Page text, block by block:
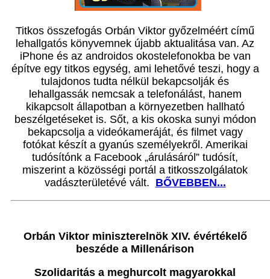
Titkos összefogás Orbán Viktor győzelméért című
lehallgatós könyvemnek újabb aktualitása van. Az
iPhone és az androidos okostelefonokba be van
építve egy titkos egység, ami lehetővé teszi, hogy a
tulajdonos tudta nélkül bekapcsolják és
lehallgassák nemcsak a telefonálást, hanem
kikapcsolt állapotban a környezetben hallható
beszélgetéseket is. Sőt, a kis okoska sunyi módon
bekapcsolja a videókameráját, és filmet vagy
fotókat készít a gyanús személyekről. Amerikai
tudósítónk a Facebook „árulásáról” tudósít,
miszerint a közösségi portál a titkosszolgálatok
vadászterületévé vált. BŐVEBBEN...
Orbán Viktor miniszterelnök XIV. évértékelő
beszéde a Millenárison
Szolidaritás a meghurcolt magyarokkal